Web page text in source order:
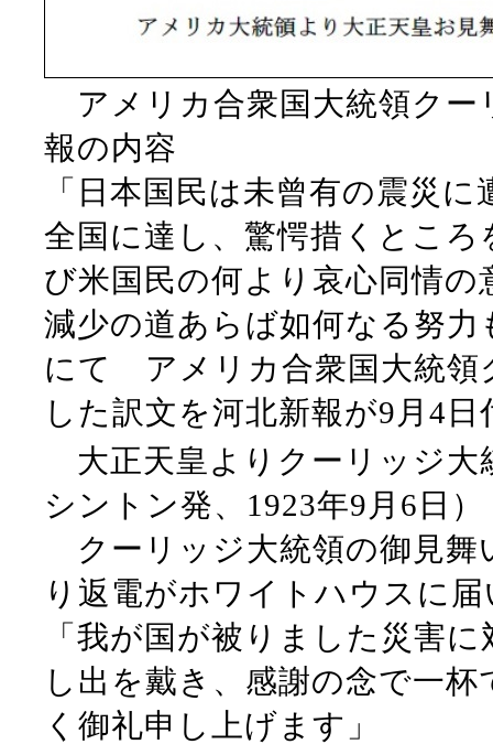
アメリカ合衆国大統領クー
報の内容
「日本国民は未曾有の震災
全国に達し、驚愕措くとこ
び米国民の何より哀心同情
減少の道あらば如何なる努
にて アメリカ合衆国大統領
した訳文を河北新報が9月4
大正天皇よりクーリッジ大
シントン発、1923年9月6日）
クーリッジ大統領の御見舞
り返電がホワイトハウスに
「我が国が被りました災害
し出を戴き、感謝の念で一
く御礼申し上げます」